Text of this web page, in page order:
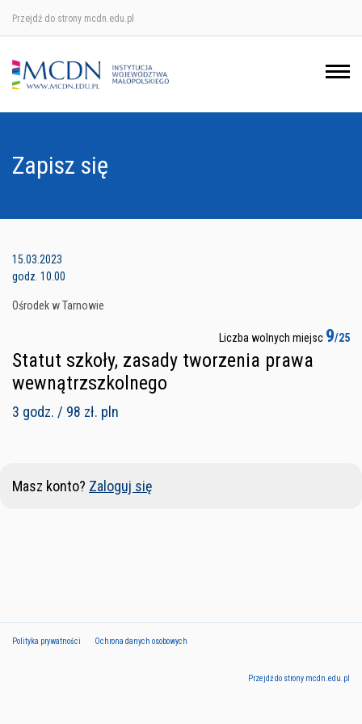
Przejdź do strony mcdn.edu.pl
Zapisz się
15.03.2023
godz. 10.00
Ośrodek w Tarnowie
Liczba wolnych miejsc 9/25
Statut szkoły, zasady tworzenia prawa
wewnątrzszkolnego
3 godz. / 98 zł. pln
Masz konto? Zaloguj się
Polityka prywatności Ochrona danych osobowych
Przejdź do strony mcdn.edu.pl
Ośrodek w Krakowie
Ośrodek w Nowym Sączu
Ośrodek w Tarnowie